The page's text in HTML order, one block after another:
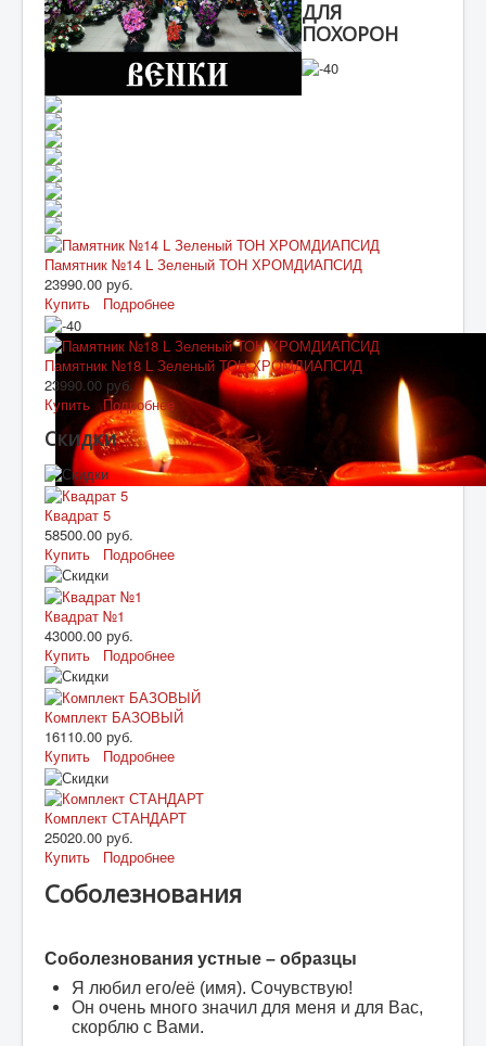
Подготовка памятника
МЕМОРИАЛЫ
ДЛЯ
ПОХОРОН
Памятник №14 L Зеленый ТОН ХРОМДИАПСИД
23990.00 руб.
Купить
Подробнее
Памятник №18 L Зеленый ТОН ХРОМДИАПСИД
23990.00 руб.
Купить
Подробнее
Скидки
Квадрат 5
58500.00 руб.
Купить
Подробнее
Квадрат №1
43000.00 руб.
Купить
Подробнее
Комплект БАЗОВЫЙ
16110.00 руб.
Купить
Подробнее
Комплект СТАНДАРТ
25020.00 руб.
Купить
Подробнее
Соболезнования
Соболезнования устные – образцы
Я любил его/её (имя). Сочувствую!
Он очень много значил для меня и для Вас,
скорблю с Вами.